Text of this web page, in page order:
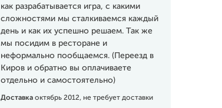
как разрабатывается игра, с какими
сложностями мы сталкиваемся каждый
день и как их успешно решаем. Так же
мы посидим в ресторане и
неформально пообщаемся. (Переезд в
Киров и обратно вы оплачиваете
отдельно и самостоятельно)
Доставка октябрь 2012, не требует доставки